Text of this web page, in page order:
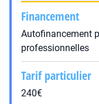
Financement
Autofinancement
professionnelles
Tarif particulier
240€